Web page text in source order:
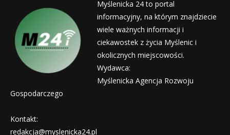
Myślenicka 24 to portal
informacyjny, na którym znajdziecie
wiele ważnych informacji i
ciekawostek z życia Myślenic i
okolicznych miejscowości.
Wydawca:
Myślenicka Agencja Rozwoju
Gospodarczego
Kontakt:
redakcja@myslenicka24.pl